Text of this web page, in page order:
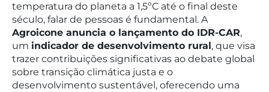
temperatura do planeta a 1,5ºC até o final deste
século, falar de pessoas é fundamental. A
Agroicone anuncia o lançamento do IDR-CAR,
um indicador de desenvolvimento rural, que visa
trazer contribuições significativas ao debate global
sobre transição climática justa e o
desenvolvimento sustentável, oferecendo uma